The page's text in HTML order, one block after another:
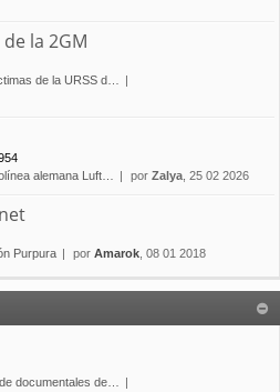
la 2GM
de la URSS d…
alemana Luft… por Zalya , 25 02 2026
Purpura por Amarok , 08 01 2018
documentales de…